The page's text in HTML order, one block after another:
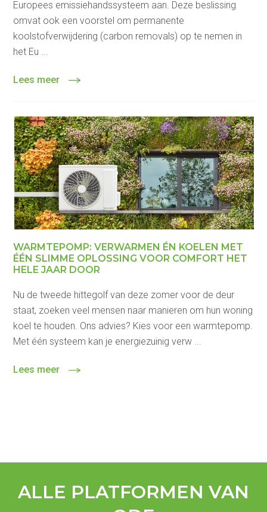
Europees emissiehandssysteem aan. Deze beslissing
omvat ook een voorstel om permanente
koolstofverwijdering (carbon removals) op te nemen in
het Eu ...
Lees meer
WARMTEPOMP: VERWARMEN ÉN KOELEN MET
ÉÉN SLIMME OPLOSSING VOOR COMFORT HET
HELE JAAR DOOR
Nu de tweede hittegolf van deze zomer voor de deur
staat, zoeken veel mensen naar manieren om hun woning
koel te houden. Ons advies? Kies voor een warmtepomp.
Met één systeem kan je energiezuinig verw ...
Lees meer
ALLE PLATFORMEN VAN